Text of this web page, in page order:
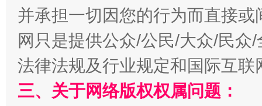
招工难、用工荒背后
并承担一切因您的行为而直接
网只是提供公众/公民/大众/民
法律法规及行业规定和国际互
三、关于网络版权权属问题：